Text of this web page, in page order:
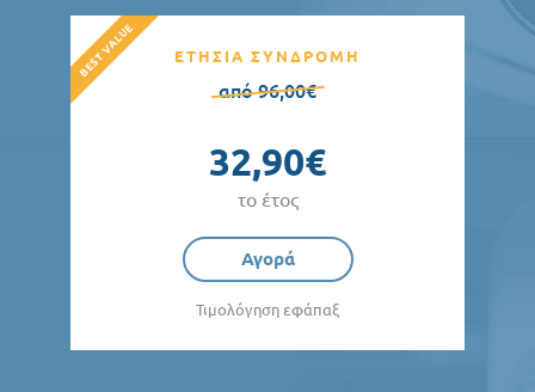
ΕΤΗΣΙΑ ΣΥΝΔΡΟΜΗ
από 96,00€
32,90€
το έτος
Αγορά
Τιμολόγηση εφάπαξ